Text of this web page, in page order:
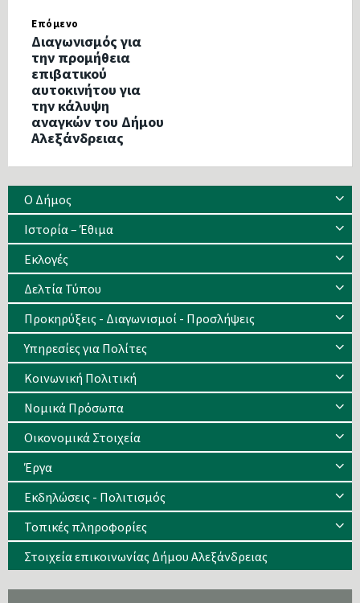
Επόμενο
Διαγωνισμός για
την προμήθεια
επιβατικού
αυτοκινήτου για
την κάλυψη
αναγκών του Δήμου
Αλεξάνδρειας
Ο Δήμος
Ιστορία – Έθιμα
Eκλογές
Δελτία Τύπου
Προκηρύξεις - Διαγωνισμοί - Προσλήψεις
Υπηρεσίες για Πολίτες
Κοινωνική Πολιτική
Νομικά Πρόσωπα
Οικονομικά Στοιχεία
Έργα
Εκδηλώσεις - Πολιτισμός
Τοπικές πληροφορίες
Στοιχεία επικοινωνίας Δήμου Αλεξάνδρειας